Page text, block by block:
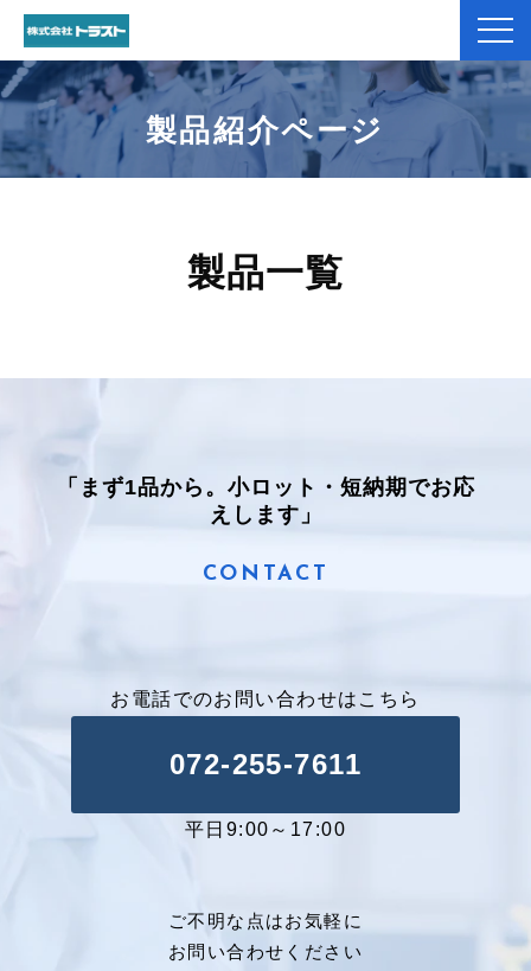
弊社紹介
製品紹介
よくあるご質問
製品紹介ページ
製品一覧
「まず1品から。小ロット・短納期でお応
えします」
CONTACT
お電話でのお問い合わせはこちら
072-255-7611
平日9:00～17:00
ご不明な点はお気軽に
お問い合わせください